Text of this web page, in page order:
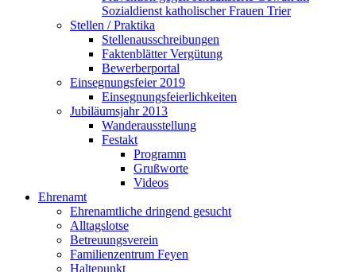
Sozialdienst katholischer Frauen Trier
Stellen / Praktika
Stellenausschreibungen
Faktenblätter Vergütung
Bewerberportal
Einsegnungsfeier 2019
Einsegnungsfeierlichkeiten
Jubiläumsjahr 2013
Wanderausstellung
Festakt
Programm
Grußworte
Videos
Ehrenamt
Ehrenamtliche dringend gesucht
Alltagslotse
Betreuungsverein
Familienzentrum Feyen
Haltepunkt